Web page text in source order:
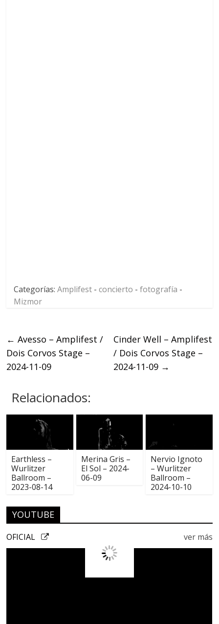
Categorías:Amplifest -concierto -fotografía -
Mizmor
← Avesso – Amplifest /
Dois Corvos Stage –
2024-11-09
Cinder Well – Amplifest
/ Dois Corvos Stage –
2024-11-09 →
Relacionados:
Earthless –
Wurlitzer
Ballroom –
2023-08-14
Merina Gris –
El Sol – 2024-
06-09
Nervio Ignoto
– Wurlitzer
Ballroom –
2024-10-10
YOUTUBE
ver más
OFICIAL